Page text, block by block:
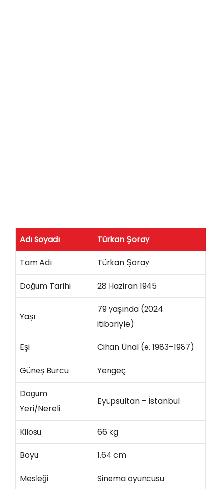
Adı Soyadı Türkan Şoray
Tam Adı Türkan Şoray
Doğum Tarihi 28 Haziran 1945
Yaşı
79 yaşında (2024
itibariyle)
Eşi Cihan Ünal (e. 1983–1987)
Güneş Burcu Yengeç
Doğum
Yeri/Nereli
Eyüpsultan – İstanbul
Kilosu 66 kg
Boyu 1.64 cm
Mesleği Sinema oyuncusu